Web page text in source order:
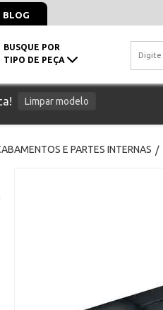
BLOG
BUSQUE POR
TIPO DE PEÇA
Limpar modelo
E PARTES INTERNAS